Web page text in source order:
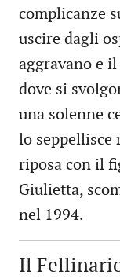
complicanze
uscire dagli
aggravano e
dove si
una solenne
lo seppellisce
riposa con il
Giulietta,
nel 1994.
Il